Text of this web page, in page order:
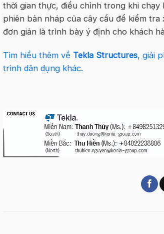
thời gian thực, điều chỉnh trong khi
phiên bản nháp của cây cầu để kiểm
đơn giản là trình bày ý định cho khách
Tìm hiểu thêm về Tekla Structures, giải
trình dân dụng khác.